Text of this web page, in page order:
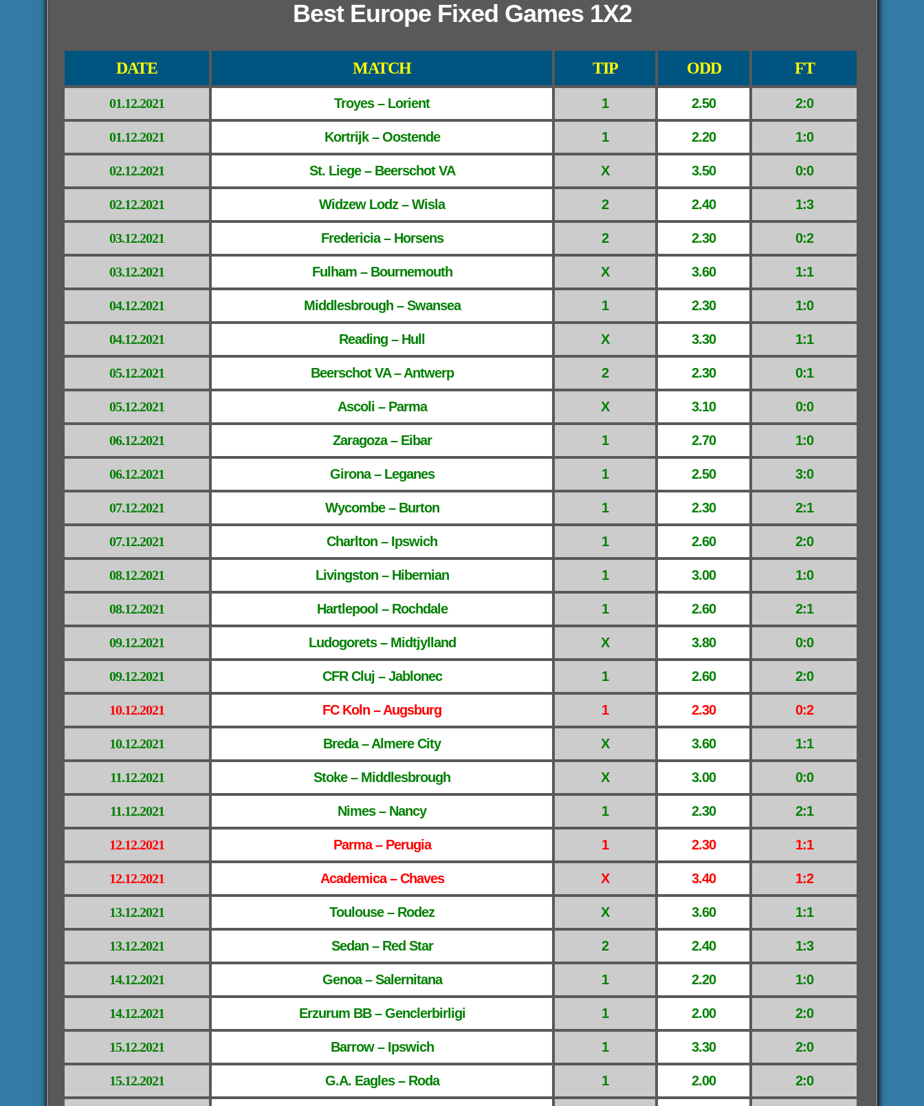
Best Europe Fixed Games 1X2
DATE MATCH TIP ODD FT
01.12.2021 Troyes – Lorient 1 2.50 2:0
01.12.2021 Kortrijk – Oostende 1 2.20 1:0
02.12.2021 St. Liege – Beerschot VA X 3.50 0:0
02.12.2021 Widzew Lodz – Wisla 2 2.40 1:3
03.12.2021 Fredericia – Horsens 2 2.30 0:2
03.12.2021 Fulham – Bournemouth X 3.60 1:1
04.12.2021 Middlesbrough – Swansea 1 2.30 1:0
04.12.2021 Reading – Hull X 3.30 1:1
05.12.2021 Beerschot VA – Antwerp 2 2.30 0:1
05.12.2021 Ascoli – Parma X 3.10 0:0
06.12.2021 Zaragoza – Eibar 1 2.70 1:0
06.12.2021 Girona – Leganes 1 2.50 3:0
07.12.2021 Wycombe – Burton 1 2.30 2:1
07.12.2021 Charlton – Ipswich 1 2.60 2:0
08.12.2021 Livingston – Hibernian 1 3.00 1:0
08.12.2021 Hartlepool – Rochdale 1 2.60 2:1
09.12.2021 Ludogorets – Midtjylland X 3.80 0:0
09.12.2021 CFR Cluj – Jablonec 1 2.60 2:0
10.12.2021 FC Koln – Augsburg 1 2.30 0:2
10.12.2021 Breda – Almere City X 3.60 1:1
11.12.2021 Stoke – Middlesbrough X 3.00 0:0
11.12.2021 Nimes – Nancy 1 2.30 2:1
12.12.2021 Parma – Perugia 1 2.30 1:1
12.12.2021 Academica – Chaves X 3.40 1:2
13.12.2021 Toulouse – Rodez X 3.60 1:1
13.12.2021 Sedan – Red Star 2 2.40 1:3
14.12.2021 Genoa – Salernitana 1 2.20 1:0
14.12.2021 Erzurum BB – Genclerbirligi 1 2.00 2:0
15.12.2021 Barrow – Ipswich 1 3.30 2:0
15.12.2021 G.A. Eagles – Roda 1 2.00 2:0